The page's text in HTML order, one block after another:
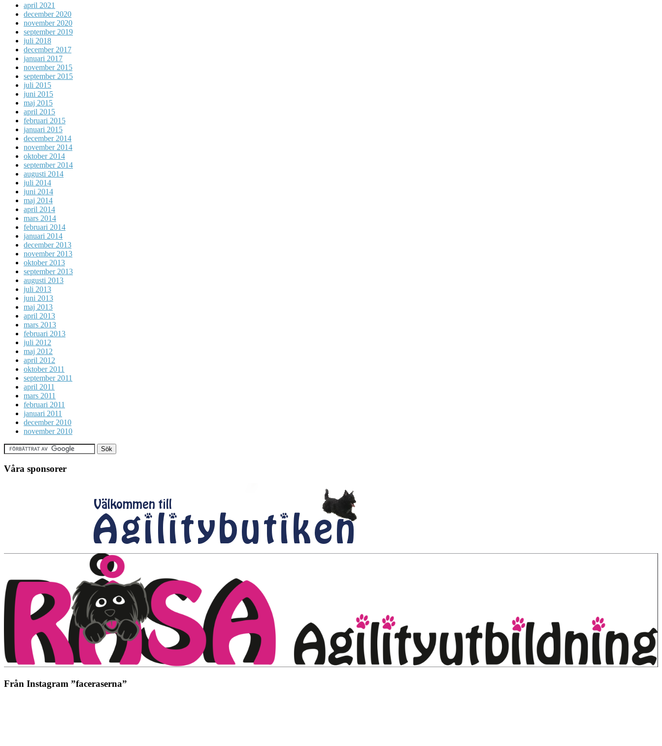
april 2021
december 2020
november 2020
september 2019
juli 2018
december 2017
januari 2017
november 2015
september 2015
juli 2015
juni 2015
maj 2015
april 2015
februari 2015
januari 2015
december 2014
november 2014
oktober 2014
september 2014
augusti 2014
juli 2014
juni 2014
maj 2014
april 2014
mars 2014
februari 2014
januari 2014
december 2013
november 2013
oktober 2013
september 2013
augusti 2013
juli 2013
juni 2013
maj 2013
april 2013
mars 2013
februari 2013
juli 2012
maj 2012
april 2012
oktober 2011
september 2011
april 2011
mars 2011
februari 2011
januari 2011
december 2010
november 2010
Våra sponsorer
Från Instagram ”faceraserna”